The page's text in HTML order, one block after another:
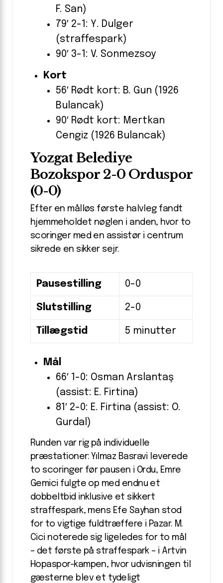
F. San)
79′ 2-1: Y. Dulger
(straffespark)
90′ 3-1: V. Sonmezsoy
Kort
56′ Rødt kort: B. Gun (1926
Bulancak)
90′ Rødt kort: Mertkan
Cengiz (1926 Bulancak)
Yozgat Belediye
Bozokspor 2-0 Orduspor
(0-0)
Efter en målløs første halvleg fandt
hjemmeholdet nøglen i anden, hvor to
scoringer med en assistør i centrum
sikrede en sikker sejr.
Pausestilling 0-0
Slutstilling 2-0
Tillægstid 5 minutter
Mål
66′ 1-0: Osman Arslantaş
(assist: E. Firtina)
81′ 2-0: E. Firtina (assist: O.
Gurdal)
Runden var rig på individuelle
præstationer: Yılmaz Basravi leverede
to scoringer før pausen i Ordu, Emre
Gemici fulgte op med endnu et
dobbeltbid inklusive et sikkert
straffespark, mens Efe Sayhan stod
for to vigtige fuldtræffere i Pazar. M.
Cici noterede sig ligeledes for to mål
– det første på straffespark – i Artvin
Hopaspor-kampen, hvor udvisningen til
gæsterne blev et tydeligt